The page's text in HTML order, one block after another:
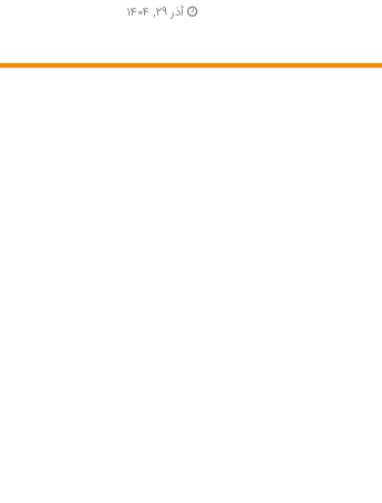
آذر ۲۹, ۱۴۰۴